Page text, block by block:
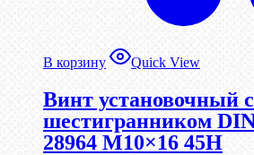
В корзину Quick View
Винт установочный
шестигранником
28964 М10×16 45Н